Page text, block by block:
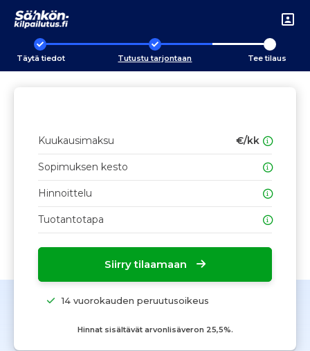
Täytä tiedot Tutustu tarjontaan Tee tilaus
Kuukausimaksu €/kk
Sopimuksen kesto
Hinnoittelu
Tuotantotapa
Siirry tilaamaan
14 vuorokauden peruutusoikeus
Hinnat sisältävät arvonlisäveron 25,5%.